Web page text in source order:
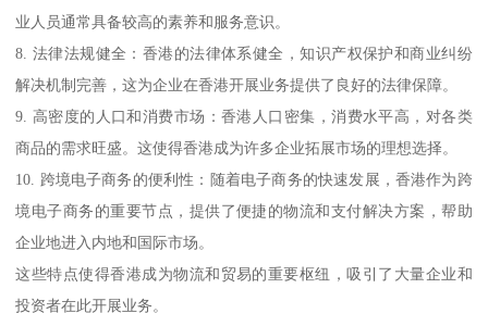
业人员通常具备较高的素养和服务意识。
8. 法律法规健全：香港的法律体系健全，知识产权保护和商业纠纷
解决机制完善，这为企业在香港开展业务提供了良好的法律保障。
9. 高密度的人口和消费市场：香港人口密集，消费水平高，对各类
商品的需求旺盛。这使得香港成为许多企业拓展市场的理想选择。
10. 跨境电子商务的便利性：随着电子商务的快速发展，香港作为跨
境电子商务的重要节点，提供了便捷的物流和支付解决方案，帮助
企业地进入内地和国际市场。
这些特点使得香港成为物流和贸易的重要枢纽，吸引了大量企业和
投资者在此开展业务。